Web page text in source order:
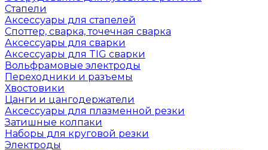
Стапели
Аксессуары для стапелей
Споттер, сварка, точечная сварка
Аксессуары для сварки
Аксессуары для TIG сварки
Вольфрамовые электроды
Переходники и разъемы
Хвостовики
Цанги и цангодержатели
Аксессуары для плазменной резки
Затишные колпаки
Наборы для круговой резки
Электроды